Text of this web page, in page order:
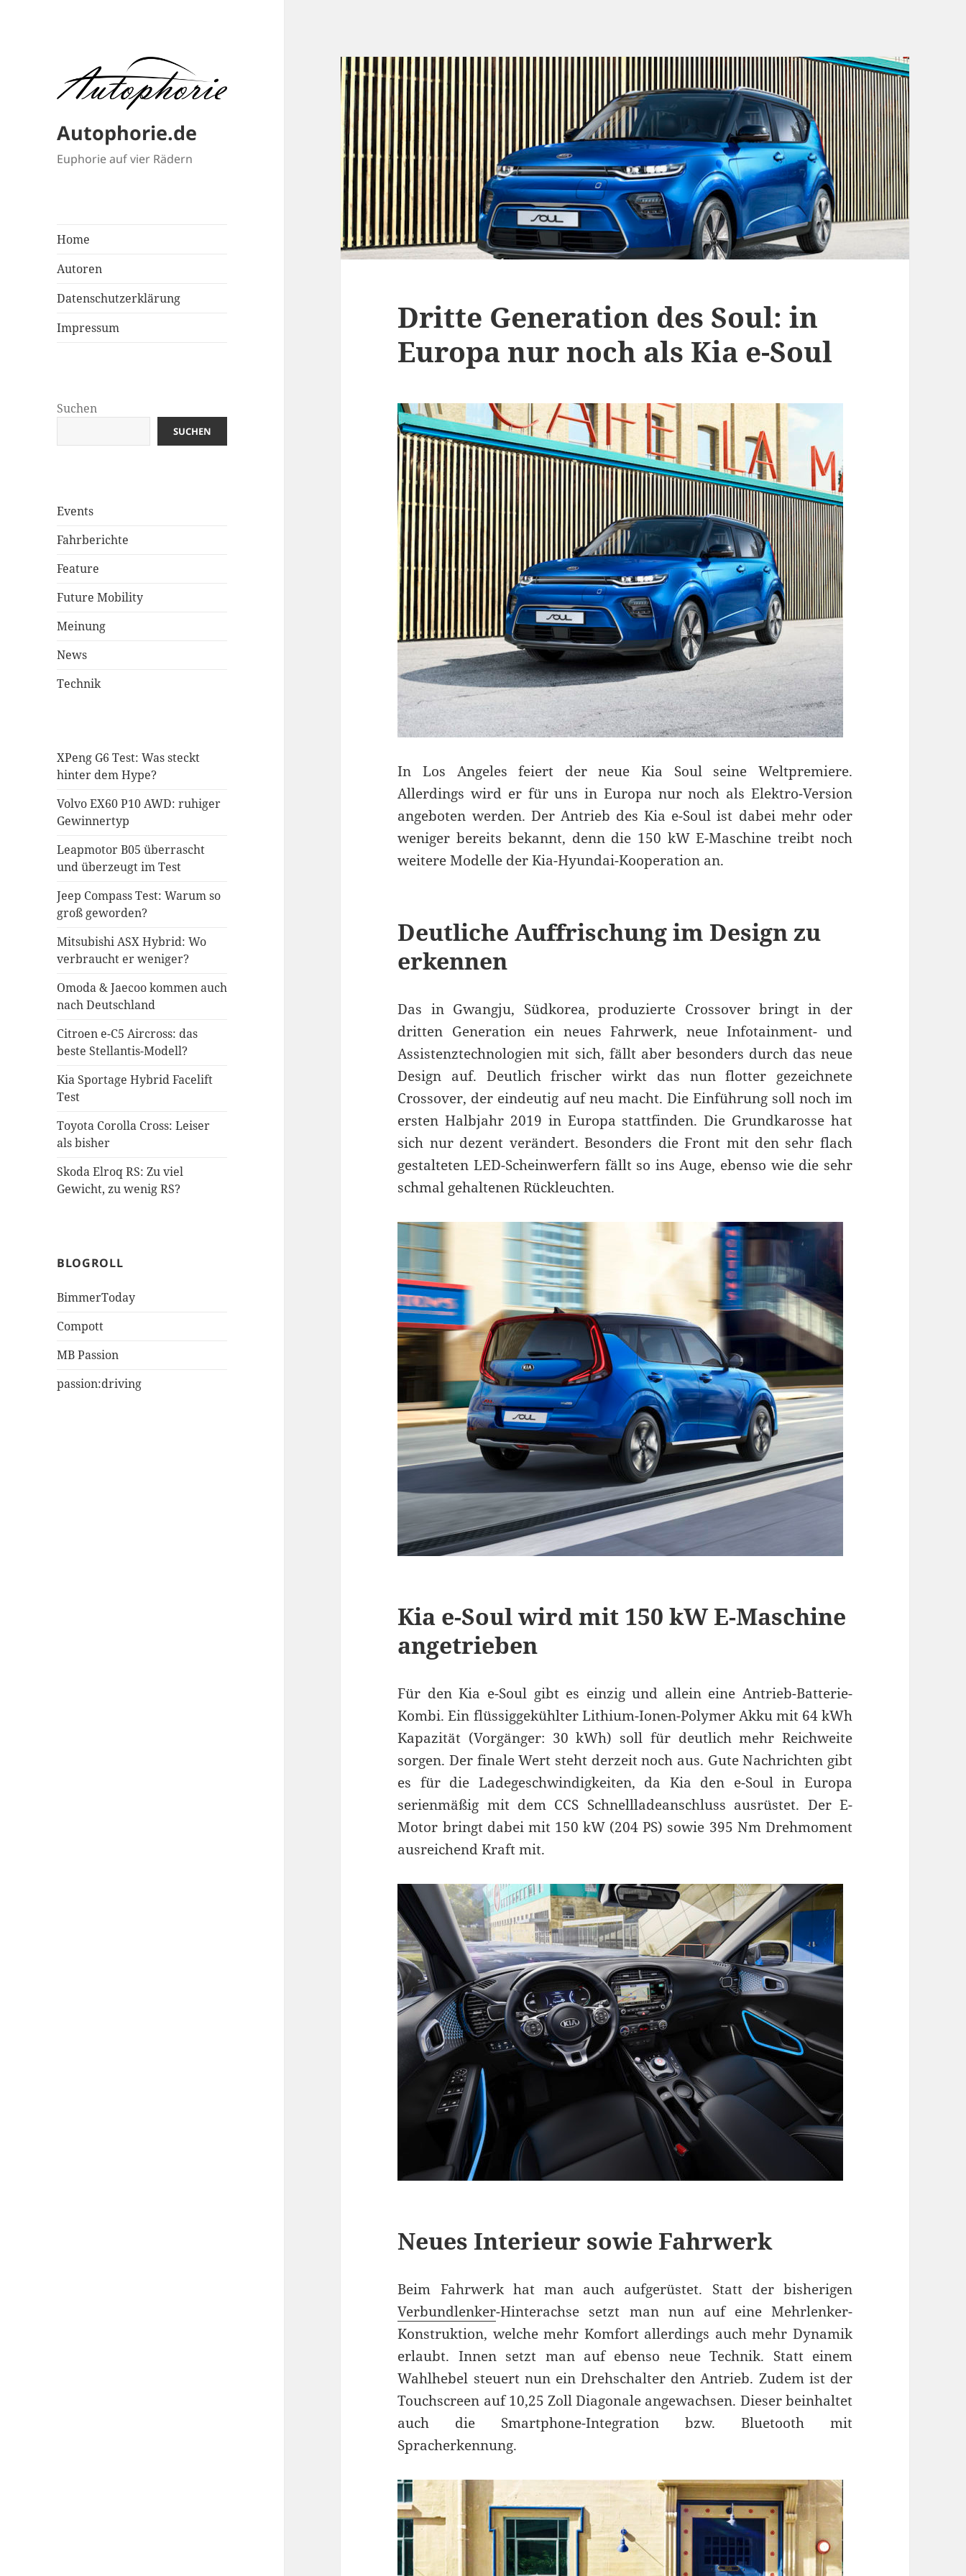
Autophorie.de
Euphorie auf vier Rädern
Home
Autoren
Datenschutzerklärung
Impressum
Suchen
SUCHEN
Events
Fahrberichte
Feature
Future Mobility
Meinung
News
Technik
XPeng G6 Test: Was steckt
hinter dem Hype?
Volvo EX60 P10 AWD: ruhiger
Gewinnertyp
Leapmotor B05 überrascht
und überzeugt im Test
Jeep Compass Test: Warum so
groß geworden?
Mitsubishi ASX Hybrid: Wo
verbraucht er weniger?
Omoda & Jaecoo kommen auch
nach Deutschland
Citroen e-C5 Aircross: das
beste Stellantis-Modell?
Kia Sportage Hybrid Facelift
Test
Toyota Corolla Cross: Leiser
als bisher
Skoda Elroq RS: Zu viel
Gewicht, zu wenig RS?
BLOGROLL
BimmerToday
Compott
MB Passion
passion:driving
Dritte Generation des Soul: in
Europa nur noch als Kia e-Soul
In Los Angeles feiert der neue Kia Soul seine Weltpremiere.
Allerdings wird er für uns in Europa nur noch als Elektro-Version
angeboten werden. Der Antrieb des Kia e-Soul ist dabei mehr oder
weniger bereits bekannt, denn die 150 kW E-Maschine treibt noch
weitere Modelle der Kia-Hyundai-Kooperation an.
Deutliche Auffrischung im Design zu
erkennen
Das in Gwangju, Südkorea, produzierte Crossover bringt in der
dritten Generation ein neues Fahrwerk, neue Infotainment- und
Assistenztechnologien mit sich, fällt aber besonders durch das neue
Design auf. Deutlich frischer wirkt das nun flotter gezeichnete
Crossover, der eindeutig auf neu macht. Die Einführung soll noch im
ersten Halbjahr 2019 in Europa stattfinden. Die Grundkarosse hat
sich nur dezent verändert. Besonders die Front mit den sehr flach
gestalteten LED-Scheinwerfern fällt so ins Auge, ebenso wie die sehr
schmal gehaltenen Rückleuchten.
Kia e-Soul wird mit 150 kW E-Maschine
angetrieben
Für den Kia e-Soul gibt es einzig und allein eine Antrieb-Batterie-
Kombi. Ein flüssiggekühlter Lithium-Ionen-Polymer Akku mit 64 kWh
Kapazität (Vorgänger: 30 kWh) soll für deutlich mehr Reichweite
sorgen. Der finale Wert steht derzeit noch aus. Gute Nachrichten gibt
es für die Ladegeschwindigkeiten, da Kia den e-Soul in Europa
serienmäßig mit dem CCS Schnellladeanschluss ausrüstet. Der E-
Motor bringt dabei mit 150 kW (204 PS) sowie 395 Nm Drehmoment
ausreichend Kraft mit.
Neues Interieur sowie Fahrwerk
Beim Fahrwerk hat man auch aufgerüstet. Statt der bisherigen
Verbundlenker-Hinterachse setzt man nun auf eine Mehrlenker-
Konstruktion, welche mehr Komfort allerdings auch mehr Dynamik
erlaubt. Innen setzt man auf ebenso neue Technik. Statt einem
Wahlhebel steuert nun ein Drehschalter den Antrieb. Zudem ist der
Touchscreen auf 10,25 Zoll Diagonale angewachsen. Dieser beinhaltet
auch die Smartphone-Integration bzw. Bluetooth mit
Spracherkennung.